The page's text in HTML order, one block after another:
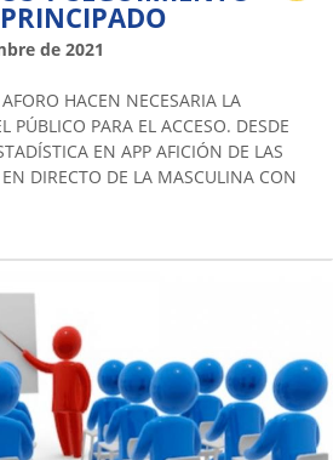
de 2021
HACEN NECESARIA LA
PÚBLICO PARA EL ACCESO. DESDE
EN APP AFICIÓN DE LAS
DIRECTO DE LA MASCULINA CON